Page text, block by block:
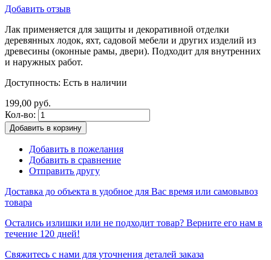
Добавить отзыв
Лак применяется для защиты и декоративной отделки
деревянных лодок, яхт, садовой мебели и других изделий из
древесины (оконные рамы, двери). Подходит для внутренних
и наружных работ.
Доступность: Есть в наличии
199,00 руб.
Кол-во:
Добавить в корзину
Добавить в пожелания
Добавить в сравнение
Отправить другу
Доставка до объекта в удобное для Вас время или самовывоз
товара
Остались излишки или не подходит товар? Верните его нам в
течение 120 дней!
Свяжитесь с нами для уточнения деталей заказа